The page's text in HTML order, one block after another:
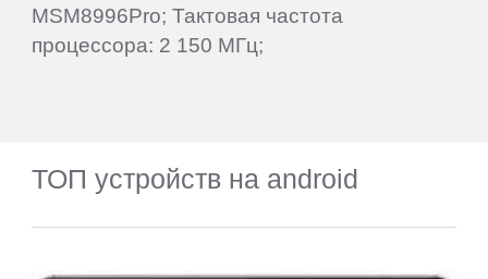
MSM8996Pro; Тактовая частота
процессора: 2 150 МГц;
ТОП устройств на android